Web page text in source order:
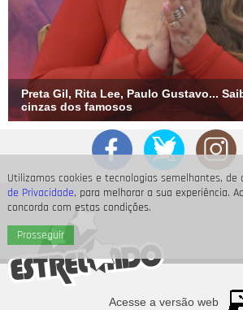
Utilizamos cookies e tecnologias semelhantes, de
de Privacidade, para melhorar a sua experiência.
concorda com estas condições.
Prosseguir
Preta Gil, Rita Lee, Paulo Gustavo...
cinzas dos famosos
Acesse a versão web